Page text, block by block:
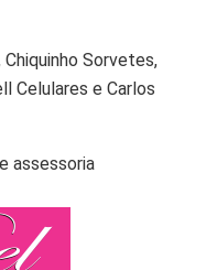
Chiquinho Sorvetes,
Celulares e Carlos
assessoria